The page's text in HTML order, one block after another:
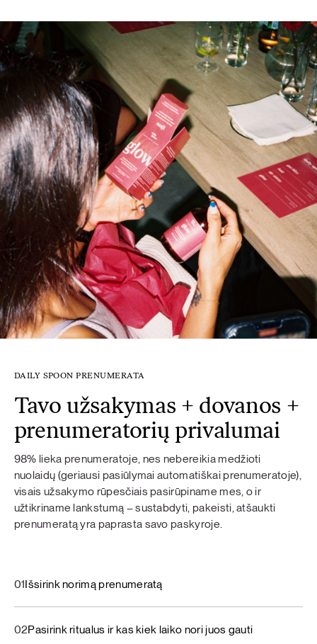
DAILY SPOON PRENUMERATA
Tavo užsakymas + dovanos +
prenumeratorių privalumai
98% lieka prenumeratoje, nes nebereikia medžioti
nuolaidų (geriausi pasiūlymai automatiškai prenumeratoje),
visais užsakymo rūpesčiais pasirūpiname mes, o ir
užtikriname lankstumą – sustabdyti, pakeisti, atšaukti
prenumeratą yra paprasta savo paskyroje.
01Išsirink norimą prenumeratą
02Pasirink ritualus ir kas kiek laiko nori juos gauti